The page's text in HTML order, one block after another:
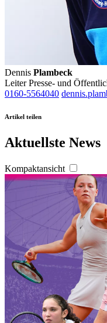
Dennis Plambeck
Leiter Presse- und
0160-5564040
Artikel teilen
Aktuellste News
Kompaktansicht